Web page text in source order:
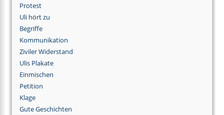
Protest
Uli hört zu
Begriffe
Kommunikation
Ziviler Widerstand
Ulis Plakate
Einmischen
Petition
Klage
Gute Geschichten